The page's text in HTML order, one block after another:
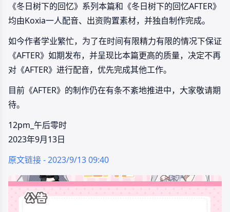
《冬日树下的回忆》系列本篇和《冬日树下的回忆AFTER》
均由Koxia一人配音、出资购置素材，并独自制作完成。
如今作者学业繁忙，为了在时间有限精力有限的情况下保证
《AFTER》如期发布，并呈现比本篇更高的质量，决定不再
对《AFTER》进行配音，优先完成其他工作。
目前《AFTER》的制作仍在有条不紊地推进中，大家敬请期
待。
12pm_午后零时
2023年9月13日
原文链接 - 2023/9/13 09:40